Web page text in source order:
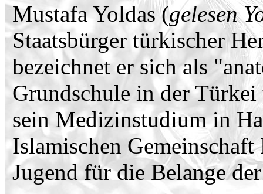
Mustafa Yoldas (gelesen
Staatsbürger türkischer
bezeichnet er sich als
Grundschule in der
sein Medizinstudium in
Islamischen
Jugend für die Belange